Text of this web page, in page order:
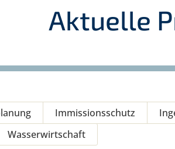
Aktuelle
Immissionsschutz
Wasserwirtschaft